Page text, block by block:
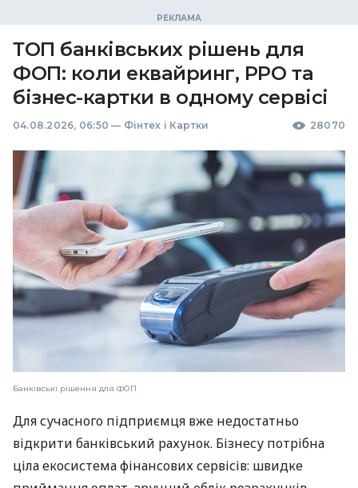
ТОП банківських рішень для
ФОП: коли еквайринг, РРО та
бізнес-картки в одному сервісі
04.08.2026, 06:50 — Фінтех і Картки 28070
Банківські рішення для ФОП
Для сучасного підприємця вже недостатньо
відкрити банківський рахунок. Бізнесу потрібна
ціла екосистема фінансових сервісів: швидке